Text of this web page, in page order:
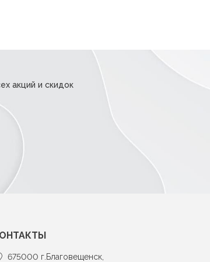
акций и скидок
675000 г.Благовещенск,